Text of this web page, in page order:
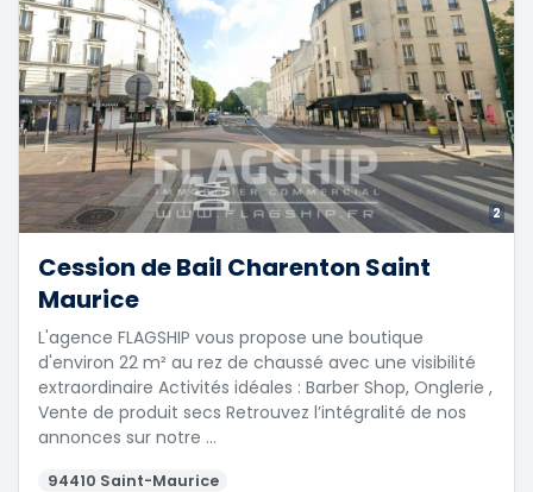
2
Cession de Bail Charenton Saint
Maurice
L'agence FLAGSHIP vous propose une boutique
d'environ 22 m² au rez de chaussé avec une visibilité
extraordinaire Activités idéales : Barber Shop, Onglerie ,
Vente de produit secs Retrouvez l’intégralité de nos
annonces sur notre …
94410 Saint-Maurice